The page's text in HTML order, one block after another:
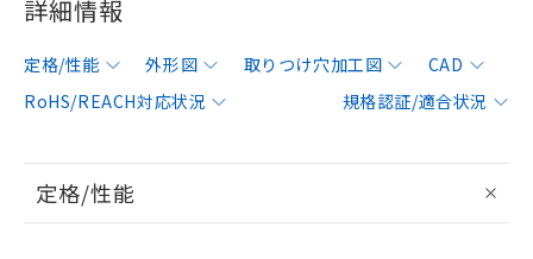
詳細情報
定格/性能 外形図 取りつけ穴加工図
CAD
RoHS/REACH対応状況
規格認証/適合状況
定格/性能